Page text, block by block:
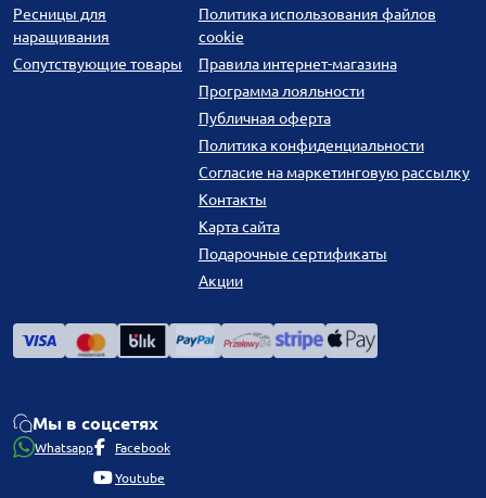
Ресницы для
наращивания
Сопутствующие товары
Политика использования файлов
cookie
Правила интернет-магазина
Программа лояльности
Публичная оферта
Политика конфиденциальности
Согласие на маркетинговую рассылку
Контакты
Карта сайта
Подарочные сертификаты
Акции
Мы в соцсетях
Whatsapp Facebook
Youtube